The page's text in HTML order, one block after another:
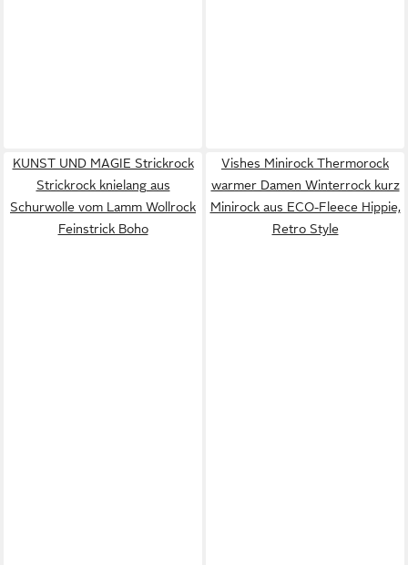
KUNST UND MAGIE Strickrock
Strickrock knielang aus
Schurwolle vom Lamm Wollrock
Feinstrick Boho
Vishes Minirock Thermorock
warmer Damen Winterrock kurz
Minirock aus ECO-Fleece Hippie,
Retro Style